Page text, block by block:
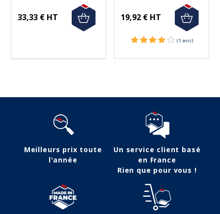
33,33 € HT 19,92 € HT
Meilleurs prix toute
l'année
Un service client basé
en France
Rien que pour vous !